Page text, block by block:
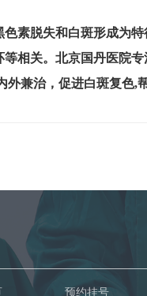
色素脱失和白斑形成为
等相关。北京国丹医院
外兼治，促进白斑复色,
预约挂号